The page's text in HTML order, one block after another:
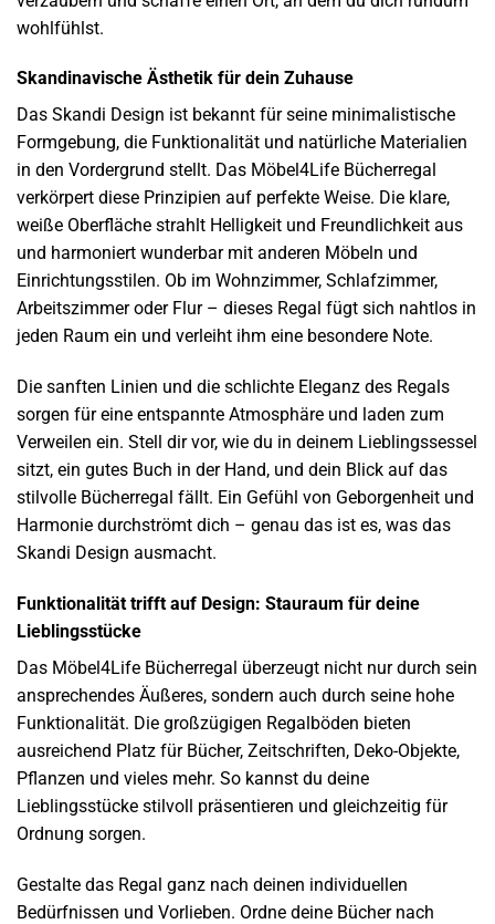
wohlfühlst.
Skandinavische Ästhetik für dein Zuhause
Das Skandi Design ist bekannt für seine minimalistische
Formgebung, die Funktionalität und natürliche Materialien
in den Vordergrund stellt. Das Möbel4Life Bücherregal
verkörpert diese Prinzipien auf perfekte Weise. Die klare,
weiße Oberfläche strahlt Helligkeit und Freundlichkeit aus
und harmoniert wunderbar mit anderen Möbeln und
Einrichtungsstilen. Ob im Wohnzimmer, Schlafzimmer,
Arbeitszimmer oder Flur – dieses Regal fügt sich nahtlos in
jeden Raum ein und verleiht ihm eine besondere Note.
Die sanften Linien und die schlichte Eleganz des Regals
sorgen für eine entspannte Atmosphäre und laden zum
Verweilen ein. Stell dir vor, wie du in deinem Lieblingssessel
sitzt, ein gutes Buch in der Hand, und dein Blick auf das
stilvolle Bücherregal fällt. Ein Gefühl von Geborgenheit und
Harmonie durchströmt dich – genau das ist es, was das
Skandi Design ausmacht.
Funktionalität trifft auf Design: Stauraum für deine
Lieblingsstücke
Das Möbel4Life Bücherregal überzeugt nicht nur durch sein
ansprechendes Äußeres, sondern auch durch seine hohe
Funktionalität. Die großzügigen Regalböden bieten
ausreichend Platz für Bücher, Zeitschriften, Deko-Objekte,
Pflanzen und vieles mehr. So kannst du deine
Lieblingsstücke stilvoll präsentieren und gleichzeitig für
Ordnung sorgen.
Gestalte das Regal ganz nach deinen individuellen
Bedürfnissen und Vorlieben. Ordne deine Bücher nach